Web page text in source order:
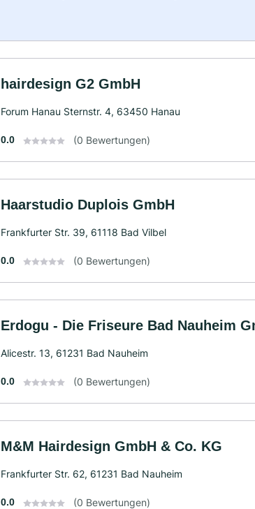
hairdesign G2 GmbH
Forum Hanau Sternstr. 4, 63450 Hanau
0.0 (0 Bewertungen)
Haarstudio Duplois GmbH
Frankfurter Str. 39, 61118 Bad Vilbel
0.0 (0 Bewertungen)
Erdogu - Die Friseure Bad Nauheim
Alicestr. 13, 61231 Bad Nauheim
0.0 (0 Bewertungen)
M&M Hairdesign GmbH & Co. KG
Frankfurter Str. 62, 61231 Bad Nauheim
0.0 (0 Bewertungen)